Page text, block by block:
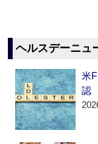
ヘルスデーニュ
米
認